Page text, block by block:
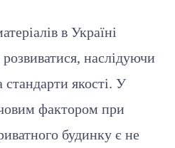
в Україні
наслідуючи
стандарти якості. У
фактором при
будинку є не